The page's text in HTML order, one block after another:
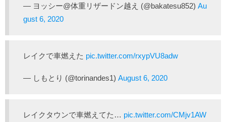
— ヨッシー@体重リザードン越え (@bakatesu852) Au
gust 6, 2020
レイクで車燃えた pic.twitter.com/rxypVU8adw
— しもとり (@torinandes1) August 6, 2020
レイクタウンで車燃えてた… pic.twitter.com/CMjv1AW